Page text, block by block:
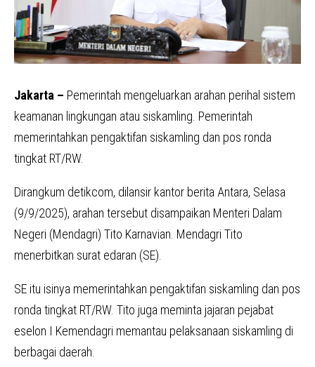
Jakarta – Pemerintah mengeluarkan arahan perihal sistem
keamanan lingkungan atau siskamling. Pemerintah
memerintahkan pengaktifan siskamling dan pos ronda
tingkat RT/RW.
Dirangkum detikcom, dilansir kantor berita Antara, Selasa
(9/9/2025), arahan tersebut disampaikan Menteri Dalam
Negeri (Mendagri) Tito Karnavian. Mendagri Tito
menerbitkan surat edaran (SE).
SE itu isinya memerintahkan pengaktifan siskamling dan pos
ronda tingkat RT/RW. Tito juga meminta jajaran pejabat
eselon I Kemendagri memantau pelaksanaan siskamling di
berbagai daerah.